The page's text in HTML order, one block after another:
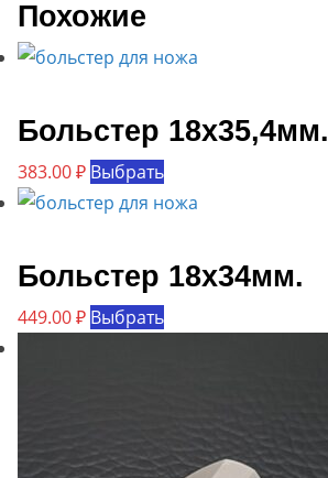
Похожие
Больстер 18х35,4мм.
383.00₽ ВыбратьЭтот
товар
несколько
вариаций.
Опции
странице
Больстер 18х34мм.
449.00₽ ВыбратьЭтот
вариаций.
Опции